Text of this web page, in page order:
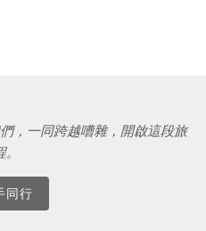
，一同跨越嘈雜，開啟這段旅
同行